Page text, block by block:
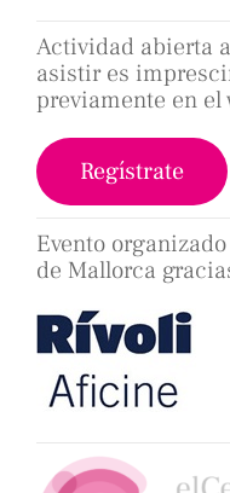
Actividad abierta
asistir es
previamente en
Regístrate
Evento
de Mallorca